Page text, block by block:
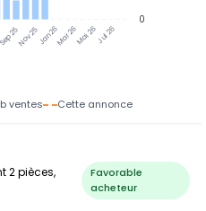
25Nov 25Jan 26Mar 26Mai 26Jul 26
0
ventes Cette annonce
2 pièces,
Favorable
acheteur